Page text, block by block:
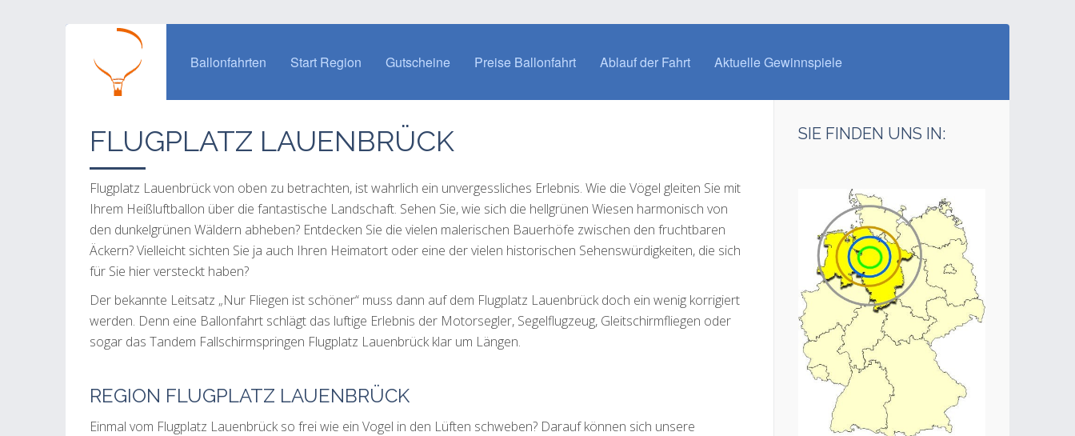
Ballonfahrten Start Region Gutscheine Preise Ballonfahrt Ablauf der Fahrt Aktuelle Gewinnspiele
FLUGPLATZ LAUENBRÜCK
Flugplatz Lauenbrück von oben zu betrachten, ist wahrlich ein unvergessliches Erlebnis. Wie die Vögel gleiten Sie mit
Ihrem Heißluftballon über die fantastische Landschaft. Sehen Sie, wie sich die hellgrünen Wiesen harmonisch von
den dunkelgrünen Wäldern abheben? Entdecken Sie die vielen malerischen Bauerhöfe zwischen den fruchtbaren
Äckern? Vielleicht sichten Sie ja auch Ihren Heimatort oder eine der vielen historischen Sehenswürdigkeiten, die sich
für Sie hier versteckt haben?
Der bekannte Leitsatz „Nur Fliegen ist schöner“ muss dann auf dem Flugplatz Lauenbrück doch ein wenig korrigiert
werden. Denn eine Ballonfahrt schlägt das luftige Erlebnis der Motorsegler, Segelflugzeug, Gleitschirmfliegen oder
sogar das Tandem Fallschirmspringen Flugplatz Lauenbrück klar um Längen.
REGION FLUGPLATZ LAUENBRÜCK
Einmal vom Flugplatz Lauenbrück so frei wie ein Vogel in den Lüften schweben? Darauf können sich unsere
SIE FINDEN UNS IN: